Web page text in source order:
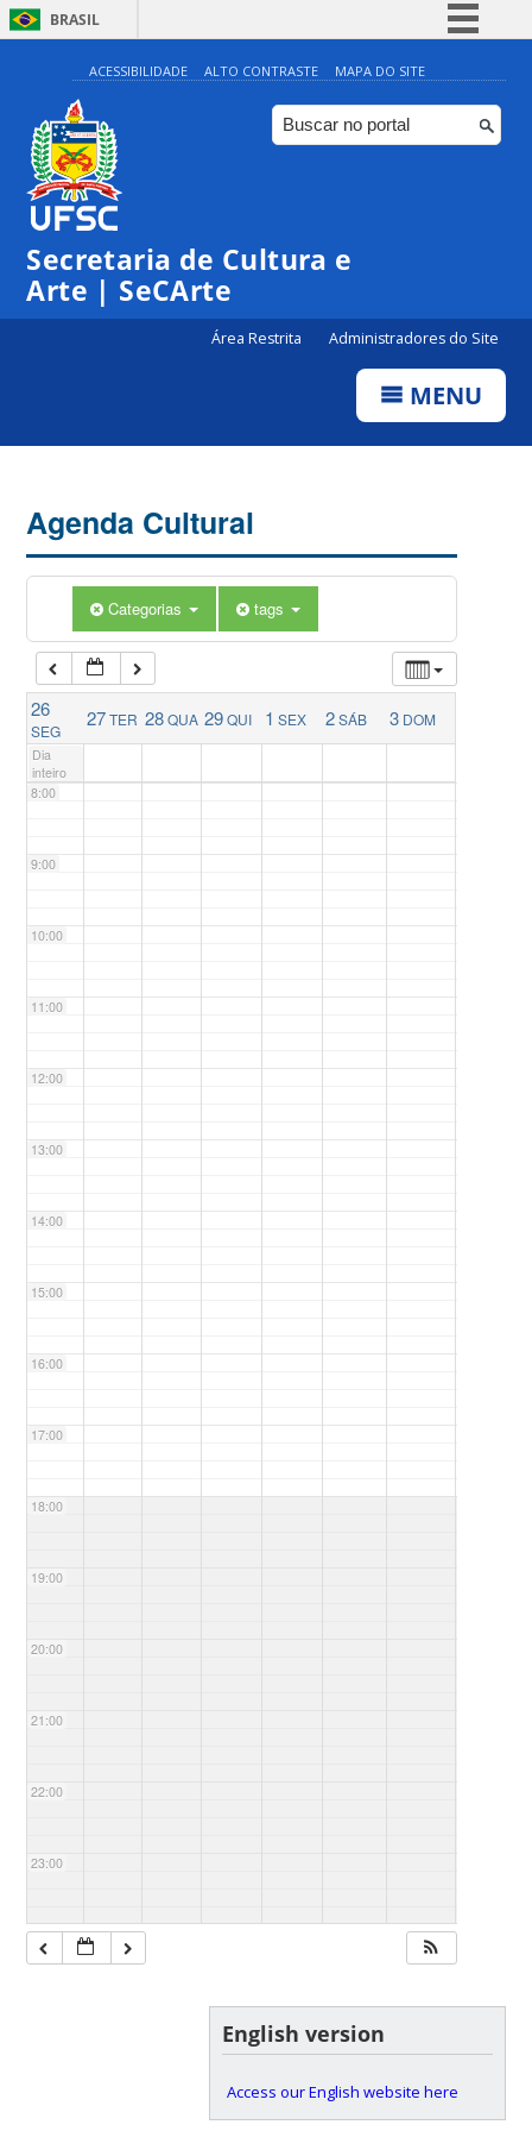
BRASIL
Simplifique!
Comunica BR
Participe
ACESSIBILIDADE ALTO CONTRASTE MAPA DO SITE
Secretaria de Cultura e
Arte | SeCArte
Área Restrita Administradores do Site
MENU
Agenda Cultural
Categorias tags
26
SEG
27TER 28QUA 29QUI 1 SEX 2SÁB 3 DOM
Dia
inteiro
0:00
1:00
5:00
6:00
7:00
8:00
9:00
10:00
11:00
12:00
13:00
14:00
15:00
16:00
17:00
18:00
19:00
20:00
21:00
22:00
23:00
English version
Access our English website here